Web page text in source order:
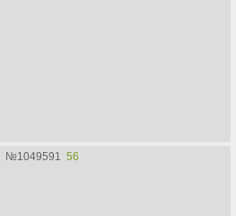
№1049591 56